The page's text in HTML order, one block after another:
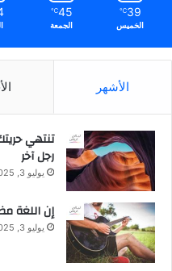
39
℃
الخميس
45
℃
الجمعة
الأشهر
تنتهي
رجل آخر
يوليو 3, 2025
إن اللغة
يوليو 3, 2025